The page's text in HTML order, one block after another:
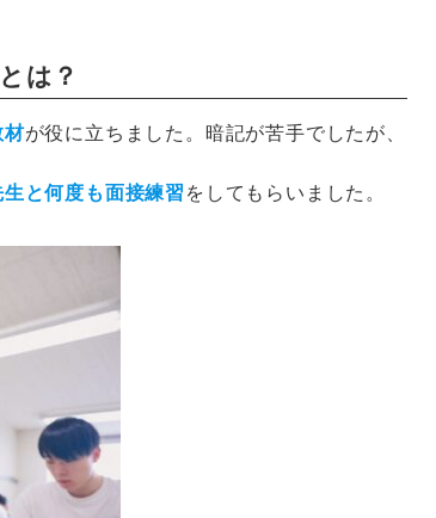
は？
材が役に立ちました。暗記が苦手でしたが、
と何度も面接練習 をしてもらいました。